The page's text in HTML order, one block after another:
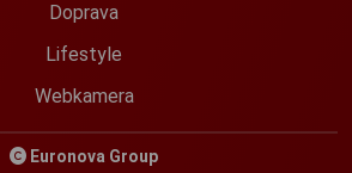
Doprava
Lifestyle
Webkamera
Euronova Group